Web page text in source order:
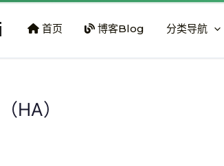
首页 博客Blog 分类导航
HA）